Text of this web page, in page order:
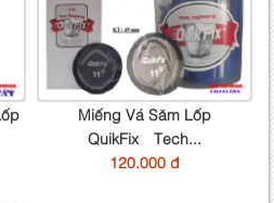
Miếng Vá Săm Lốp
QuikFix Tech...
120.000 đ